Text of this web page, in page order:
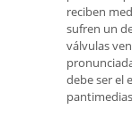
reciben
sufren un
válvulas
debe ser el